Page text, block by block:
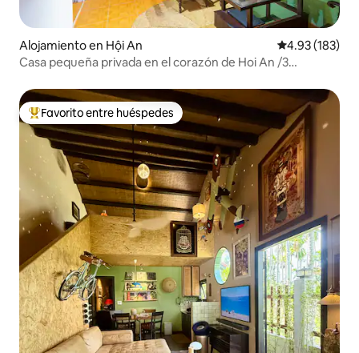
Alojamiento en Hội An Calificación
4.93 (183)
Casa pequeña privada en el corazón de Hoi An /3
Favorito entre huéspedes preferido
Favorito entre huéspedes